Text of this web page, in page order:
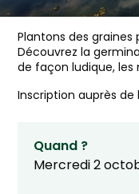
Plantons des graines
Découvrez la
de façon ludique, les
Inscription auprès de
Quand ?
Mercredi 2